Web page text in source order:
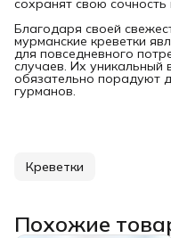
сохранят свою сочность
Благодаря своей
мурманские креветки
для повседневного
случаев. Их уникальный
обязательно порадуют
гурманов.
Креветки
Похожие